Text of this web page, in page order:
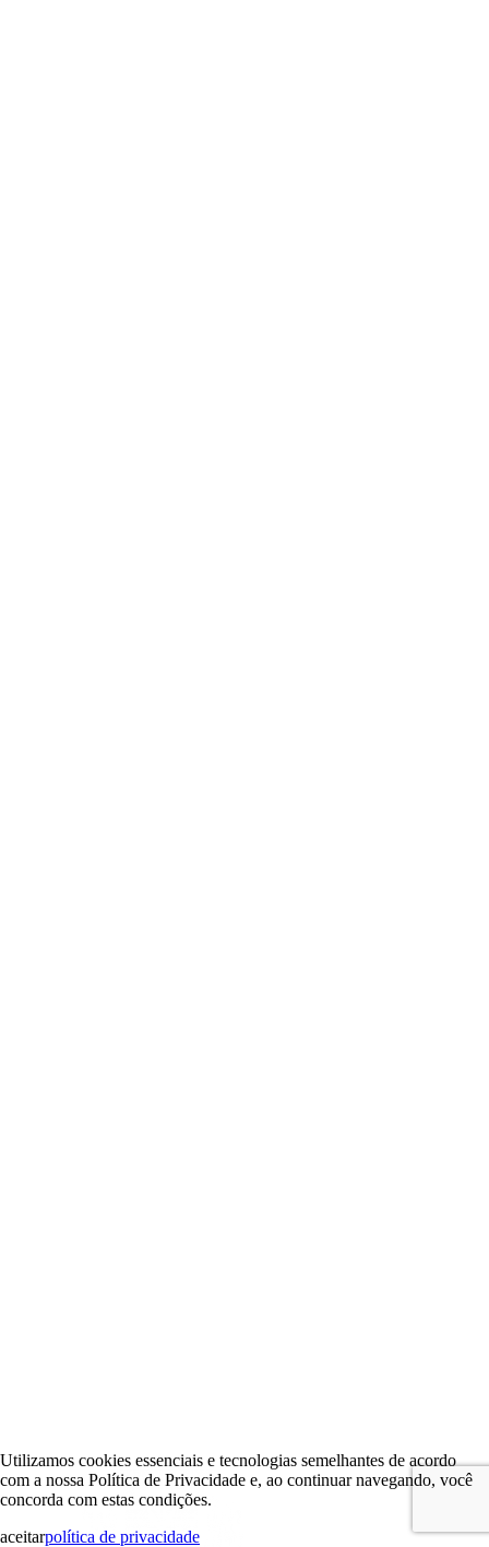
Utilizamos cookies essenciais e tecnologias semelhantes de acordo
com a nossa Política de Privacidade e, ao continuar navegando, você
concorda com estas condições.
aceitarpolítica de privacidade